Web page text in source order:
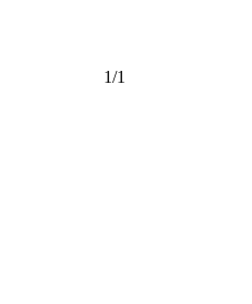
1/1